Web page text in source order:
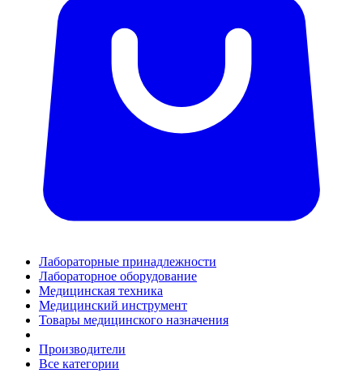
Лабораторные принадлежности
Лабораторное оборудование
Медицинская техника
Медицинский инструмент
Товары медицинского назначения
Производители
Все категории